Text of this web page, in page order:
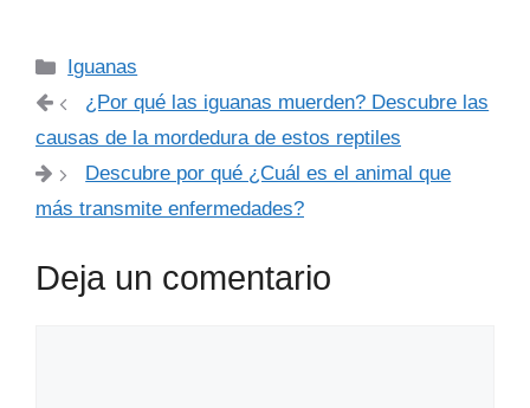
Categorías
Iguanas
¿Por qué las iguanas muerden? Descubre las
causas de la mordedura de estos reptiles
Descubre por qué ¿Cuál es el animal que
más transmite enfermedades?
Deja un comentario